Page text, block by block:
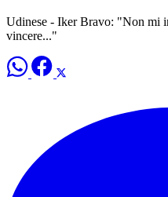
Udinese - Iker Bravo: "Non mi
vincere..."